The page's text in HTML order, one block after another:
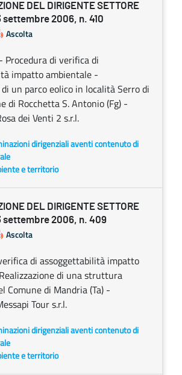
DEL DIRIGENTE SETTORE
settembre 2006, n. 410
Ascolta
Procedura di verifica di
impatto ambientale -
un parco eolico in località Serro di
di Rocchetta S. Antonio (Fg) -
dei Venti 2 s.r.l.
dirigenziali aventi contenuto di
e territorio
DEL DIRIGENTE SETTORE
settembre 2006, n. 409
Ascolta
di assoggettabilità impatto
di una struttura
Comune di Mandria (Ta) -
Tour s.r.l.
dirigenziali aventi contenuto di
e territorio